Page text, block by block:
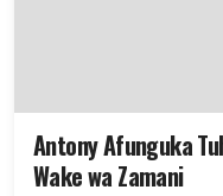
Antony Afunguka
Wake wa Zamani